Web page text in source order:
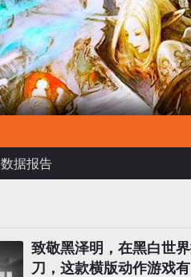
数据报告
致敬黑泽明，在黑白世
刀，这款横版动作游戏有